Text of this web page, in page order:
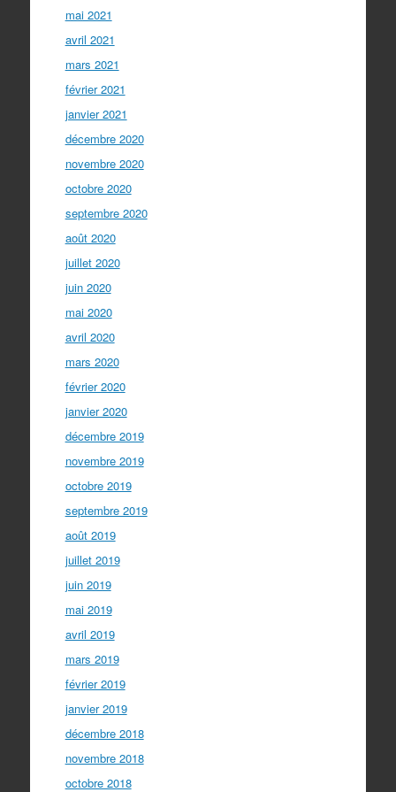
mai 2021
avril 2021
mars 2021
février 2021
janvier 2021
décembre 2020
novembre 2020
octobre 2020
septembre 2020
août 2020
juillet 2020
juin 2020
mai 2020
avril 2020
mars 2020
février 2020
janvier 2020
décembre 2019
novembre 2019
octobre 2019
septembre 2019
août 2019
juillet 2019
juin 2019
mai 2019
avril 2019
mars 2019
février 2019
janvier 2019
décembre 2018
novembre 2018
octobre 2018